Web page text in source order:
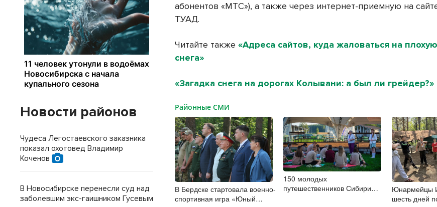
абонентов «МТС»), а также через интернет-приемную на
ТУАД.
Читайте также«Адреса сайтов, куда жаловаться на
снега»
«Загадка снега на дорогах Колывани: а был ли грейдер?»
Районные СМИ
В Бердске стартовала военно-
спортивная игра «Юный
150 молодых
путешественников Сибири
Юнармейцы
шесть дней
Новости районов
Чудеса Легостаевского заказника
показал охотовед Владимир
Коченов
В Новосибирске перенесли суд над
заболевшим экс-гаишником Гусевым